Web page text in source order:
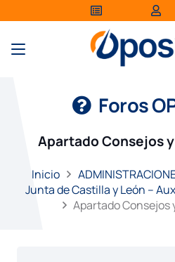
Foros
Apartado Consejos
Inicio
Junta de Castilla y León –
Apartado Consejos